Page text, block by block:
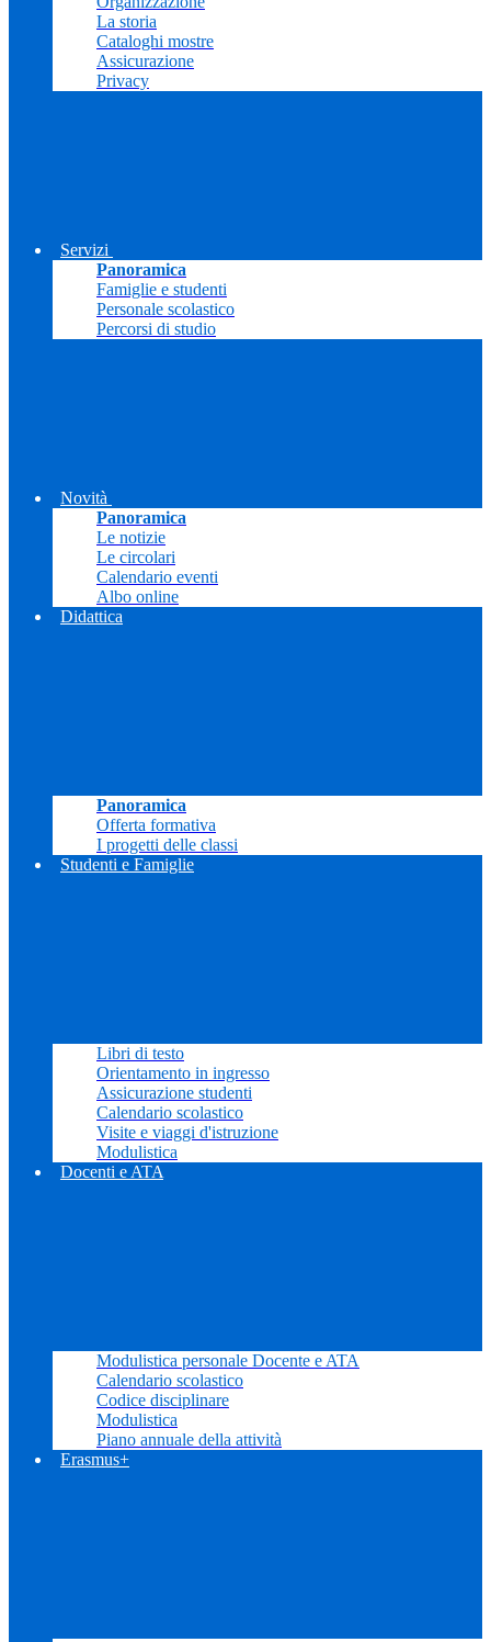
La storia
Cataloghi mostre
Assicurazione
Privacy
Servizi
Panoramica
Famiglie e studenti
Personale scolastico
Percorsi di studio
Novità
Panoramica
Le notizie
Le circolari
Calendario eventi
Albo online
Didattica
Panoramica
Offerta formativa
I progetti delle classi
Studenti e Famiglie
Libri di testo
Orientamento in ingresso
Assicurazione studenti
Calendario scolastico
Visite e viaggi d'istruzione
Modulistica
Docenti e ATA
Modulistica personale Docente e ATA
Calendario scolastico
Codice disciplinare
Modulistica
Piano annuale della attività
Erasmus+